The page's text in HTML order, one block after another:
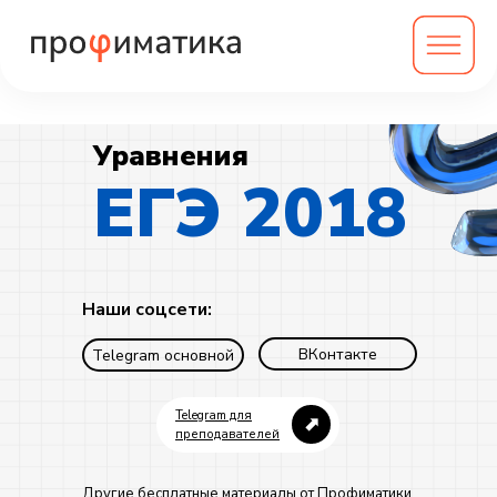
Уравнения
ЕГЭ 2018
ВКонтакте
Telegram основной
Telegram для
преподавателей
⬈
Наши соцсети: